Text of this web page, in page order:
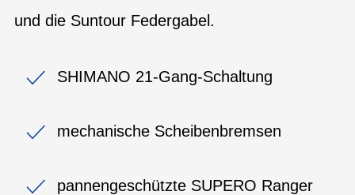
und die Suntour Federgabel.
SHIMANO 21-Gang-Schaltung
mechanische Scheibenbremsen
pannengeschützte SUPERO Ranger